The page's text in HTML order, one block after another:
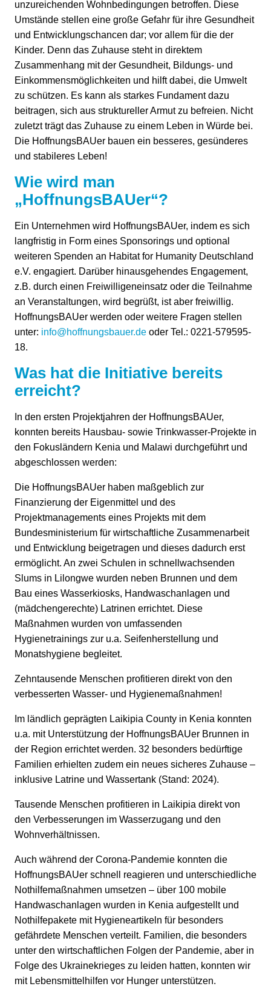
unzureichenden Wohnbedingungen betroffen. Diese
Umstände stellen eine große Gefahr für ihre Gesundheit
und Entwicklungschancen dar; vor allem für die der
Kinder. Denn das Zuhause steht in direktem
Zusammenhang mit der Gesundheit, Bildungs- und
Einkommensmöglichkeiten und hilft dabei, die Umwelt
zu schützen. Es kann als starkes Fundament dazu
beitragen, sich aus struktureller Armut zu befreien. Nicht
zuletzt trägt das Zuhause zu einem Leben in Würde bei.
Die HoffnungsBAUer bauen ein besseres, gesünderes
und stabileres Leben!
Wie wird man
„HoffnungsBAUer“?
Ein Unternehmen wird HoffnungsBAUer, indem es sich
langfristig in Form eines Sponsorings und optional
weiteren Spenden an Habitat for Humanity Deutschland
e.V. engagiert. Darüber hinausgehendes Engagement,
z.B. durch einen Freiwilligeneinsatz oder die Teilnahme
an Veranstaltungen, wird begrüßt, ist aber freiwillig.
HoffnungsBAUer werden oder weitere Fragen stellen
unter: info@hoffnungsbauer.de oder Tel.: 0221-579595-
18.
Was hat die Initiative bereits
erreicht?
In den ersten Projektjahren der HoffnungsBAUer,
konnten bereits Hausbau- sowie Trinkwasser-Projekte in
den Fokusländern Kenia und Malawi durchgeführt und
abgeschlossen werden:
Die HoffnungsBAUer haben maßgeblich zur
Finanzierung der Eigenmittel und des
Projektmanagements eines Projekts mit dem
Bundesministerium für wirtschaftliche Zusammenarbeit
und Entwicklung beigetragen und dieses dadurch erst
ermöglicht. An zwei Schulen in schnellwachsenden
Slums in Lilongwe wurden neben Brunnen und dem
Bau eines Wasserkiosks, Handwaschanlagen und
(mädchengerechte) Latrinen errichtet. Diese
Maßnahmen wurden von umfassenden
Hygienetrainings zur u.a. Seifenherstellung und
Monatshygiene begleitet.
Zehntausende Menschen profitieren direkt von den
verbesserten Wasser- und Hygienemaßnahmen!
Im ländlich geprägten Laikipia County in Kenia konnten
u.a. mit Unterstützung der HoffnungsBAUer Brunnen in
der Region errichtet werden. 32 besonders bedürftige
Familien erhielten zudem ein neues sicheres Zuhause –
inklusive Latrine und Wassertank (Stand: 2024).
Tausende Menschen profitieren in Laikipia direkt von
den Verbesserungen im Wasserzugang und den
Wohnverhältnissen.
Auch während der Corona-Pandemie konnten die
HoffnungsBAUer schnell reagieren und unterschiedliche
Nothilfemaßnahmen umsetzen – über 100 mobile
Handwaschanlagen wurden in Kenia aufgestellt und
Nothilfepakete mit Hygieneartikeln für besonders
gefährdete Menschen verteilt. Familien, die besonders
unter den wirtschaftlichen Folgen der Pandemie, aber in
Folge des Ukrainekrieges zu leiden hatten, konnten wir
mit Lebensmittelhilfen vor Hunger unterstützen.